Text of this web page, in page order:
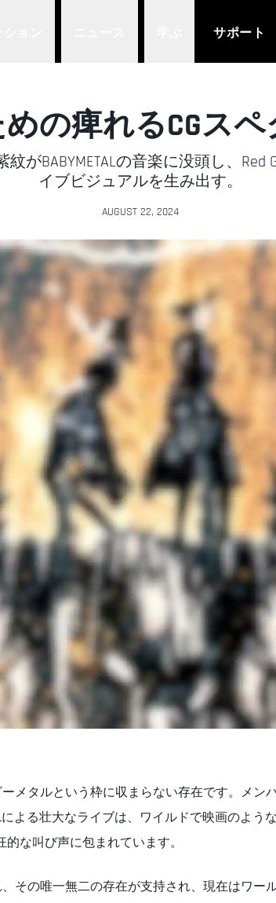
サポート
めの痺れるCGス
がBABYMETALの音楽に没頭し、
イブビジュアルを生み出す。
AUGUST 22, 2024
メタルという枠に収まらない存在です。メンバ
による壮大なライブは、ワイルドで映画のよう
な叫び声に包まれています。
、その唯一無二の存在が支持され、現在はワー